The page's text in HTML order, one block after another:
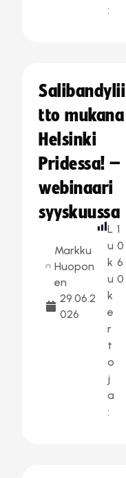
:
Salibandylii
tto mukana
Helsinki
Pridessa! –
webinaari
syyskuussa
Markku
Huopon
en
29.06.2
026
L
u
k
u
k
e
r
t
o
j
a
:
1
0
6
0